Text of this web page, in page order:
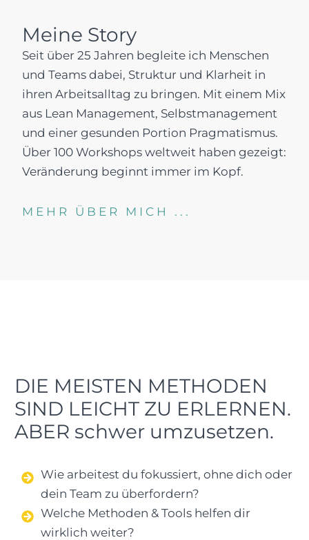
Meine Story
Seit über 25 Jahren begleite ich Menschen
und Teams dabei, Struktur und Klarheit in
ihren Arbeitsalltag zu bringen. Mit einem Mix
aus Lean Management, Selbstmanagement
und einer gesunden Portion Pragmatismus.
Über 100 Workshops weltweit haben gezeigt:
Veränderung beginnt immer im Kopf.
MEHR ÜBER MICH ...
DIE MEISTEN METHODEN
SIND LEICHT ZU ERLERNEN.
ABER schwer umzusetzen.
Wie arbeitest du fokussiert, ohne dich oder
dein Team zu überfordern?
Welche Methoden & Tools helfen dir
wirklich weiter?